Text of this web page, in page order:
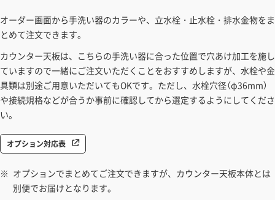
オーダー画面から手洗い器のカラーや、立水栓・止水栓・排水金物をま
とめて注文できます。
カウンター天板は、こちらの手洗い器に合った位置で穴あけ加工を施し
ていますので一緒にご注文いただくことをおすすめしますが、水栓や金
具類は別途ご用意いただいてもOKです。ただし、水栓穴径（φ36mm）
や接続規格などが合うか事前に確認してから選定するようにしてくださ
い。
オプション対応表
オプションでまとめてご注文できますが、カウンター天板本体とは
別便でお届けとなります。